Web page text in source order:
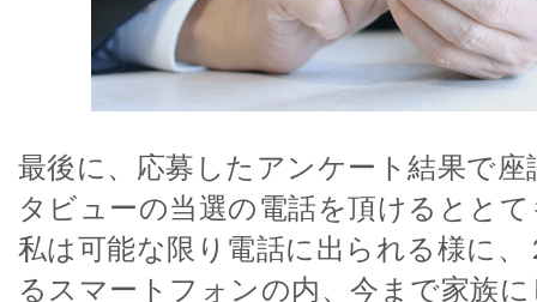
最後に、応募したアンケート結果で座
タビューの当選の電話を頂けるとと
私は可能な限り電話に出られる様に、
るスマートフォンの内、今まで家族